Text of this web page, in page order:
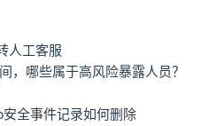
人工客服
，哪些属于高风险暴露人员？
全事件记录如何删除